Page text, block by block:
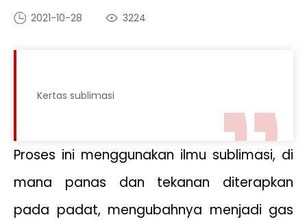
2021-10-28 3224
Kertas sublimasi
Proses ini menggunakan ilmu sublimasi, di
mana panas dan tekanan diterapkan
pada padat, mengubahnya menjadi gas